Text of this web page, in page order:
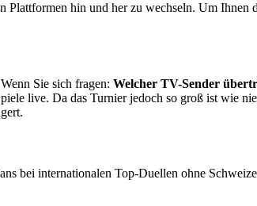
hin und her zu wechseln. Um Ihnen
Sie sich fragen: Welcher TV-Sender
live. Da das Turnier jedoch so groß ist wie
bei internationalen Top-Duellen ohne